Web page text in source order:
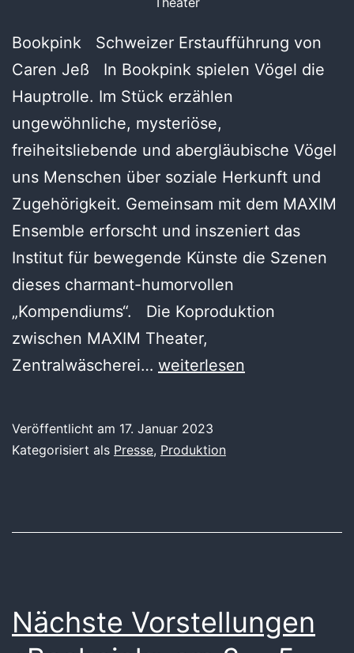
Bookpink Schweizer Erstaufführung von
Caren Jeß In Bookpink spielen Vögel die
Hauptrolle. Im Stück erzählen
ungewöhnliche, mysteriöse,
freiheitsliebende und abergläubische Vögel
uns Menschen über soziale Herkunft und
Zugehörigkeit. Gemeinsam mit dem MAXIM
Ensemble erforscht und inszeniert das
Institut für bewegende Künste die Szenen
dieses charmant-humorvollen
„Kompendiums“. Die Koproduktion
zwischen MAXIM Theater,
Zentralwäscherei… Bookpink
weiterlesen
Veröffentlicht am 17. Januar 2023
Kategorisiert als Presse, Produktion
Nächste Vorstellungen